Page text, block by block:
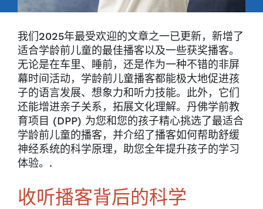
我们2025年最受欢迎的文章之一已更新，新增了
适合学龄前儿童的最佳播客以及一些获奖播客。
无论是在车里、睡前，还是作为一种不错的非屏
幕时间活动，学龄前儿童播客都能极大地促进孩
子的语言发展、想象力和听力技能。此外，它们
还能增进亲子关系，拓展文化理解。丹佛学前教
育项目 (DPP) 为您和您的孩子精心挑选了最适合
学龄前儿童的播客，并介绍了播客如何帮助舒缓
神经系统的科学原理，助您全年提升孩子的学习
体验。.
收听播客背后的科学